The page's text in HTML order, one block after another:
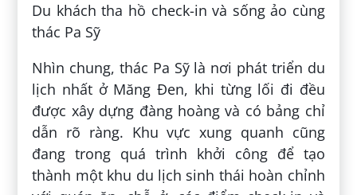
Du khách tha hồ check-in và sống ảo cùng
thác Pa Sỹ
Nhìn chung, thác Pa Sỹ là nơi phát triển du
lịch nhất ở Măng Đen, khi từng lối đi đều
được xây dựng đàng hoàng và có bảng chỉ
dẫn rõ ràng. Khu vực xung quanh cũng
đang trong quá trình khởi công để tạo
thành một khu du lịch sinh thái hoàn chỉnh